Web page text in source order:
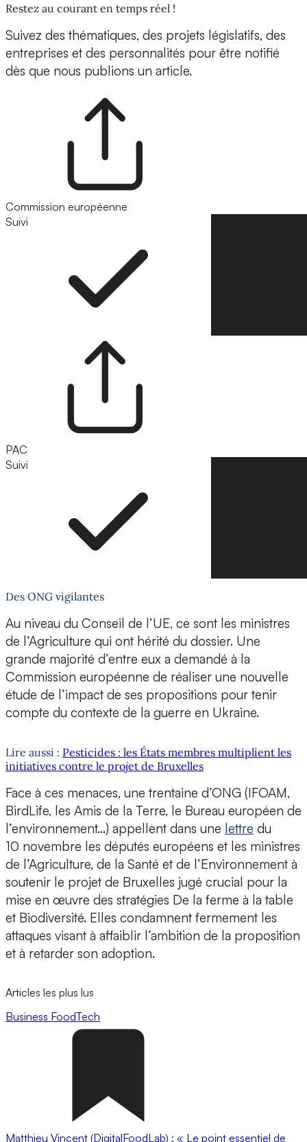
Restez au courant en temps réel !
Suivez des thématiques, des projets législatifs, des
entreprises et des personnalités pour être notifié
dès que nous publions un article.
Commission européenne
Suivi
PAC
Suivi
Des ONG vigilantes
Au niveau du Conseil de l’UE, ce sont les ministres
de l’Agriculture qui ont hérité du dossier. Une
grande majorité d’entre eux a demandé à la
Commission européenne de réaliser une nouvelle
étude de l’impact de ses propositions pour tenir
compte du contexte de la guerre en Ukraine.
Lire aussi : Pesticides : les États membres multiplient les
initiatives contre le projet de Bruxelles
Face à ces menaces, une trentaine d’ONG (IFOAM,
BirdLife, les Amis de la Terre, le Bureau européen de
l’environnement…) appellent dans une lettre du
10 novembre les députés européens et les ministres
de l’Agriculture, de la Santé et de l’Environnement à
soutenir le projet de Bruxelles jugé crucial pour la
mise en œuvre des stratégies De la ferme à la table
et Biodiversité. Elles condamnent fermement les
attaques visant à affaiblir l’ambition de la proposition
et à retarder son adoption.
Articles les plus lus
Business FoodTech
Matthieu Vincent (DigitalFoodLab) : « Le point essentiel de